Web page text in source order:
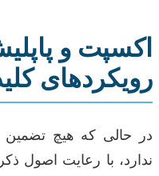
اکسپت و
رویکردهای
ندارد، با رعایت اصول